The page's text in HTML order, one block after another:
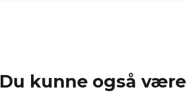
Du kunne også